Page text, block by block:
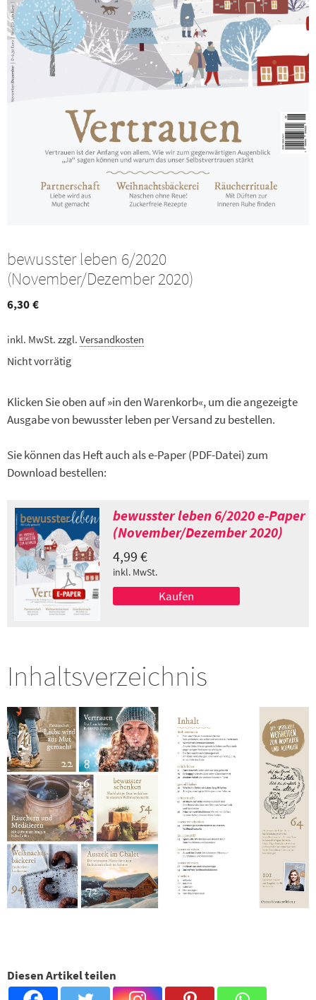
bewusster leben 6/2020
(November/Dezember 2020)
6,30€
inkl. MwSt. zzgl. Versandkosten
Nicht vorrätig
Klicken Sie oben auf »in den Warenkorb«, um die angezeigte
Ausgabe von bewusster leben per Versand zu bestellen.
Sie können das Heft auch als e-Paper (PDF-Datei) zum
Download bestellen:
bewusster leben 6/2020 e-Paper
(November/Dezember 2020)
4,99 €
inkl. MwSt.
Kaufen
Inhaltsverzeichnis
Diesen Artikel teilen